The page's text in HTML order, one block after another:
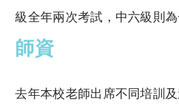
級全年兩次考試，中六級則為
師資
去年本校老師出席不同培訓